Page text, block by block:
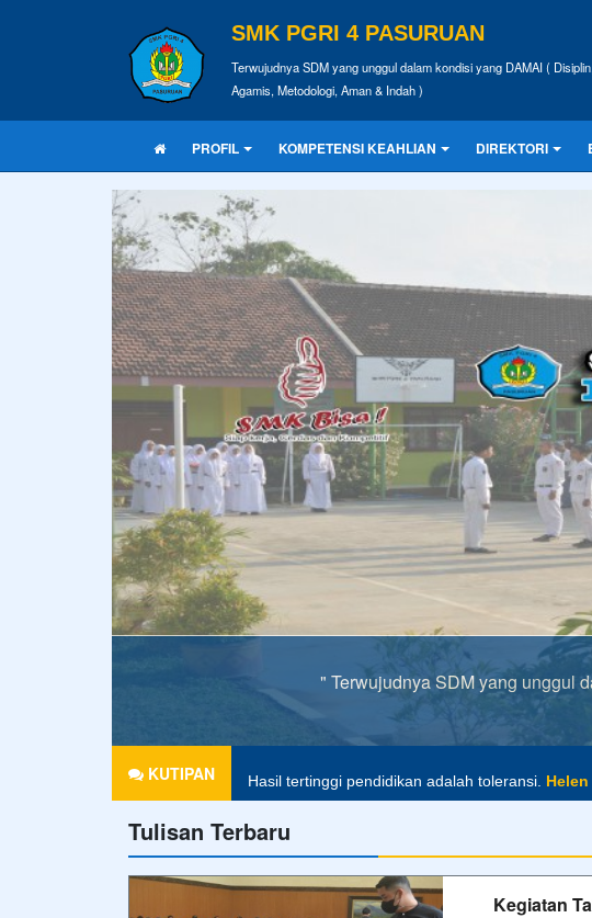
SMK PGRI 4 PASURUAN
Terwujudnya SDM yang unggul dalam kondisi yang DAMAI ( Disiplin,
Agamis, Metodologi, Aman & Indah )
PROFIL KOMPETENSI KEAHLIAN DIREKTORI
" Terwujudnya SDM yang unggul
KUTIPAN
Tulisan Terbaru
Kegiatan